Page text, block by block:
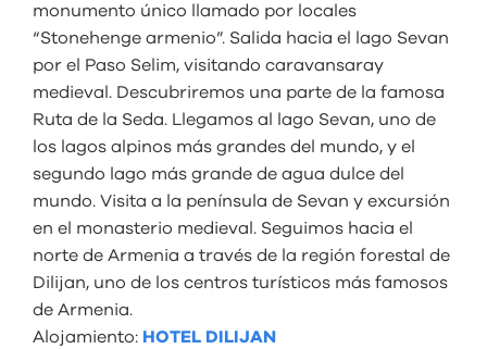
monumento único llamado por locales
“Stonehenge armenio”. Salida hacia el lago Sevan
por el Paso Selim, visitando caravansaray
medieval. Descubriremos una parte de la famosa
Ruta de la Seda. Llegamos al lago Sevan, uno de
los lagos alpinos más grandes del mundo, y el
segundo lago más grande de agua dulce del
mundo. Visita a la península de Sevan y excursión
en el monasterio medieval. Seguimos hacia el
norte de Armenia a través de la región forestal de
Dilijan, uno de los centros turísticos más famosos
de Armenia.
Alojamiento: HOTEL DILIJAN